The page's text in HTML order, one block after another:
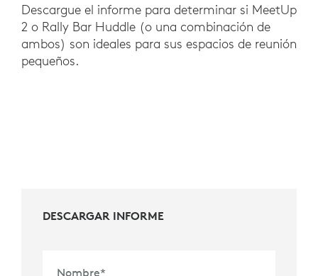
Descargue el informe para determinar si MeetUp
2 o Rally Bar Huddle (o una combinación de
ambos) son ideales para sus espacios de reunión
pequeños.
DESCARGAR INFORME
Nombre*